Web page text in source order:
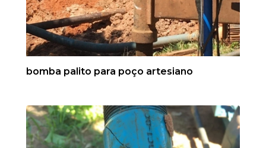
bomba palito para poço artesiano